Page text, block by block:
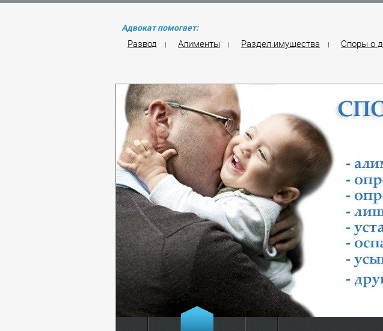
Адвокат помогает:
Развод | Алименты | Раздел имущества | Споры о